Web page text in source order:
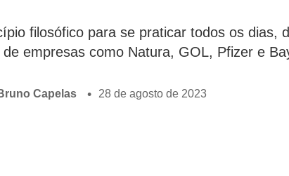
filosófico para se praticar todos os dias,
empresas como Natura, GOL, Pfizer e
Capelas 28 de agosto de 2023